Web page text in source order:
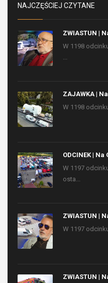
NAJCZĘŚCIEJ CZYTANE
ZWIASTUN |
W 1198
ZAJAWKA |
W 1198
ODCINEK | Na
W 1197
osta...
ZWIASTUN |
W 1197
ZWIASTUN |